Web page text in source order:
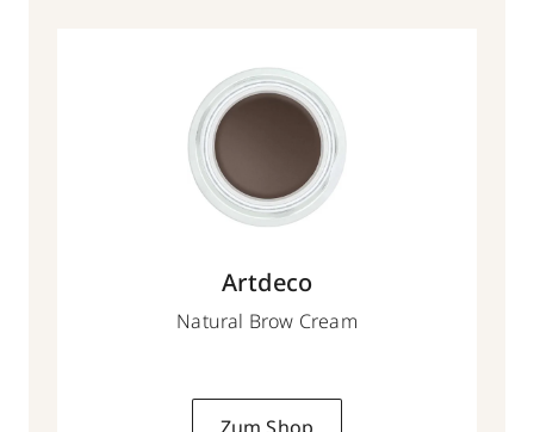
Artdeco
Natural Brow Cream
Zum Shop